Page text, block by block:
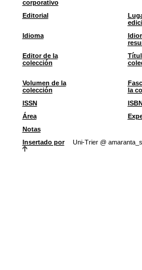
corporativo
Editorial
Idioma
Editor de la
colección
Volumen de la
colección
la
ISSN
Área
Notas
Insertado por
Uni-Trier @